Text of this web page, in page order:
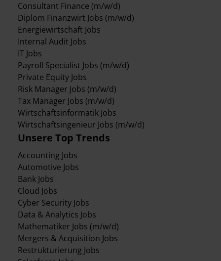
Consultant Finance (m/w/d)
Diplom Finanzwirt Jobs (m/w/d)
Energiewirtschaft Jobs
Internal Audit Jobs
IT Jobs
Payroll Specialist Jobs (m/w/d)
Private Equity Jobs
Risk Manager Jobs (m/w/d)
Tax Manager Jobs (m/w/d)
Wirtschaftsinformatik Jobs
Wirtschaftsingenieur Jobs (m/w/d)
Unsere Top Trends
Accounting Jobs
Automotive Jobs
Bank Jobs
Cloud Jobs
Cyber Security Jobs
Data & Analytics Jobs
Mathematiker Jobs (m/w/d)
Mergers & Acquisition Jobs
Restrukturierung Jobs